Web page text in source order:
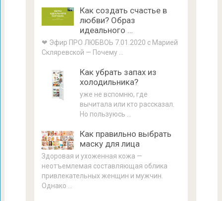
Как создать счастье в
любви? Образ
идеального …
❤ Эфир ПРО ЛЮБВОЬ 7.01.2020 с Марией
Скляревской — Почему …
Как убрать запах из
холодильника?
уже не вспомню, где
вычитала или кто рассказал.
Но пользуюсь …
Как правильно выбрать
маску для лица
Здоровая и ухоженная кожа —
неотъемлемая составляющая облика
привлекательных женщин и мужчин.
Однако …